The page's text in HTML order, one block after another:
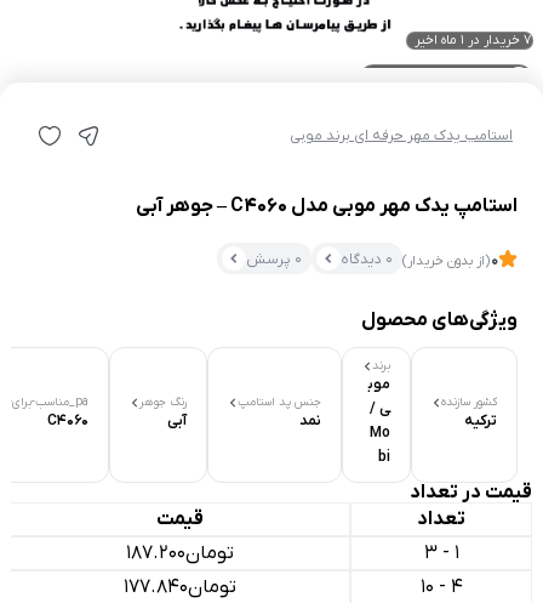
7 خریدار در ۱ ماه اخیر
استامپ یدک مهر حرفه ای برند موبی
استامپ یدک مهر موبی مدل C4060 – جوهر آبی
0(از بدون خریدار) 0 دیدگاه 0 پرسش
ویژگی‌های محصول
کشور سازنده
ترکیه
برند
موب
ی /
Mo
bi
جنس پد استامپ
نمد
رنگ جوهر
آبی
pa_مناسب-برای-پایه-های
C4060
قیمت در تعداد
تعداد
قیمت
1 - 3
تومان187.200
4 - 10
تومان177.840